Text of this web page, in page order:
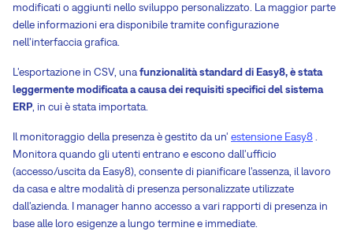
modificati o aggiunti nello sviluppo personalizzato. La maggior parte
delle informazioni era disponibile tramite configurazione
nell'interfaccia grafica.
L'esportazione in CSV, unafunzionalità standard di Easy8, è stata
leggermente modificata a causa dei requisiti specifici del sistema
ERP, in cui è stata importata.
Il monitoraggio della presenza è gestito da un' estensione Easy8.
Monitora quando gli utenti entrano e escono dall'ufficio
(accesso/uscita da Easy8), consente di pianificare l'assenza, il lavoro
da casa e altre modalità di presenza personalizzate utilizzate
dall'azienda. I manager hanno accesso a vari rapporti di presenza in
base alle loro esigenze a lungo termine e immediate.